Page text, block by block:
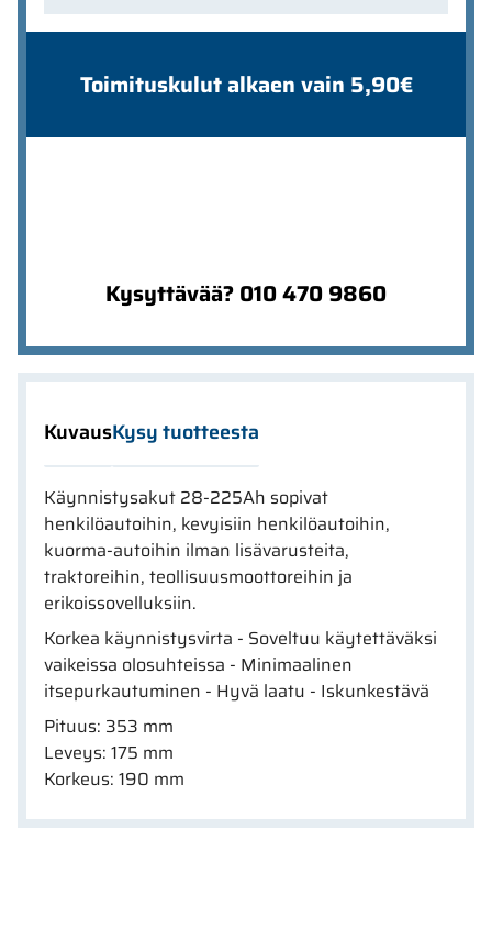
Toimituskulut alkaen vain 5,90€
Kysyttävää? 010 470 9860
KuvausKysy tuotteesta
Käynnistysakut 28-225Ah sopivat
henkilöautoihin, kevyisiin henkilöautoihin,
kuorma-autoihin ilman lisävarusteita,
traktoreihin, teollisuusmoottoreihin ja
erikoissovelluksiin.
Korkea käynnistysvirta - Soveltuu käytettäväksi
vaikeissa olosuhteissa - Minimaalinen
itsepurkautuminen - Hyvä laatu - Iskunkestävä
Pituus: 353 mm
Leveys: 175 mm
Korkeus: 190 mm